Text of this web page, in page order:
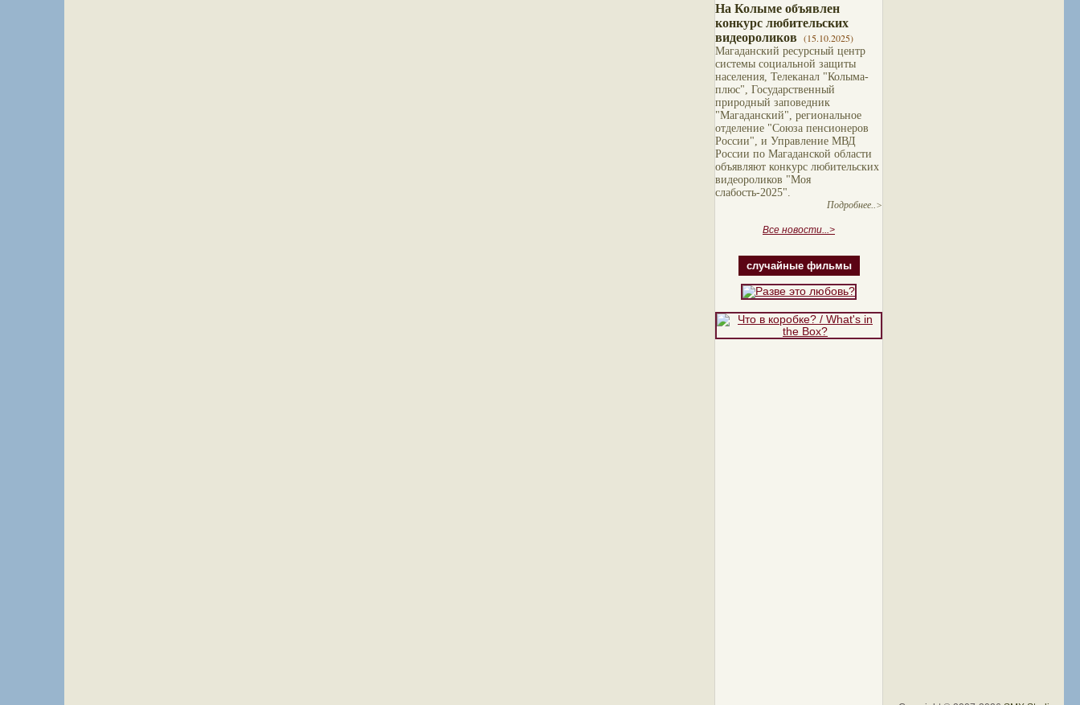
На Колыме объявлен
конкурс любительских
видеороликов (15.10.2025)
Магаданский ресурсный центр
системы социальной защиты
населения, Телеканал "Колыма-
плюс", Государственный
природный заповедник
"Магаданский", региональное
отделение "Союза пенсионеров
России", и Управление МВД
России по Магаданской области
объявляют конкурс любительских
видеороликов "Моя
слабость-2025".
Подробнее..>
Все новости...>
случайные фильмы